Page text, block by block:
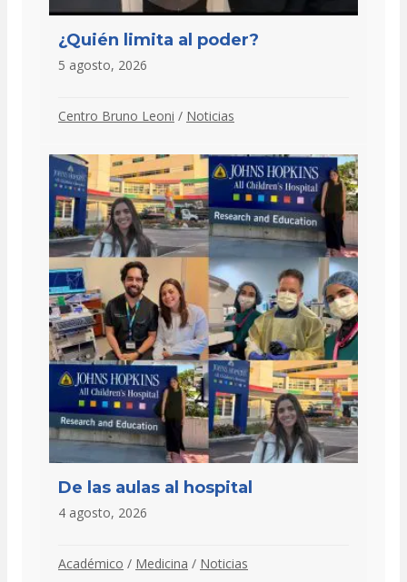
¿Quién limita al poder?
5 agosto, 2026
Centro Bruno Leoni / Noticias
De las aulas al hospital
4 agosto, 2026
Académico / Medicina / Noticias